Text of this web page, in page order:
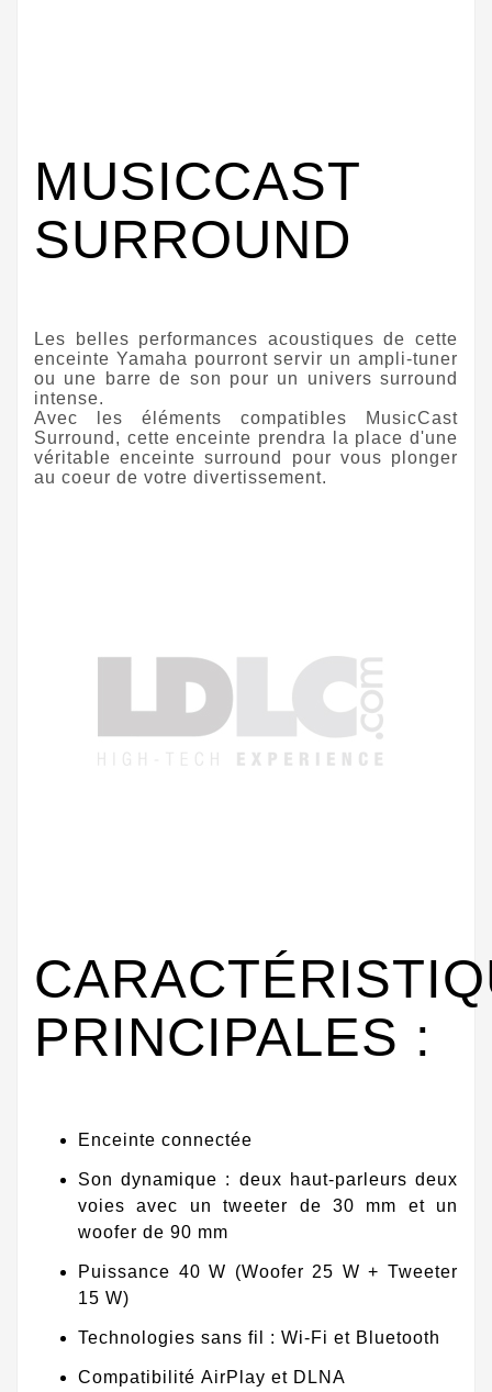
MUSICCAST
SURROUND
Les belles performances acoustiques de cette
enceinte Yamaha pourront servir un ampli-tuner
ou une barre de son pour un univers surround
intense.
Avec les éléments compatibles
MusicCast
Surround , cette enceinte prendra la place d'une
véritable enceinte surround pour vous plonger
au coeur de votre divertissement.
PRINCIPALES :
Enceinte connectée
Son dynamique : deux haut-parleurs deux
voies avec un tweeter de 30 mm et un
woofer de 90 mm
Puissance 40 W (Woofer 25 W + Tweeter
15 W)
Technologies sans fil : Wi-Fi et Bluetooth
Compatibilité AirPlay et DLNA